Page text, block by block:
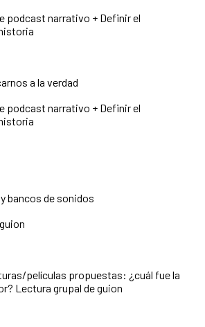
podcast narrativo + Definir el
a la verdad
podcast narrativo + Definir el
bancos de sonidos
películas propuestas: ¿cuál fue la
Lectura grupal de guion